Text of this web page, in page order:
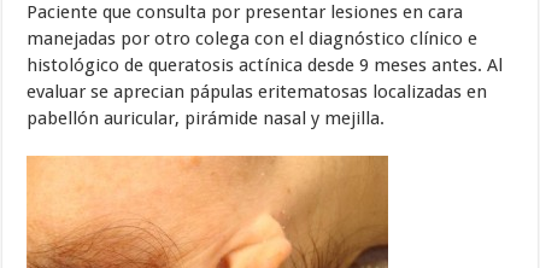
Paciente que consulta por presentar lesiones en cara
manejadas por otro colega con el diagnóstico clínico e
histológico de queratosis actínica desde 9 meses antes. Al
evaluar se aprecian pápulas eritematosas localizadas en
pabellón auricular, pirámide nasal y mejilla.